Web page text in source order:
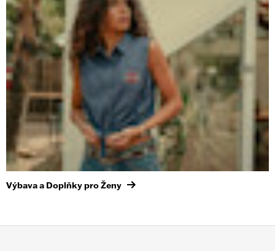
Výbava a Doplňky pro Ženy